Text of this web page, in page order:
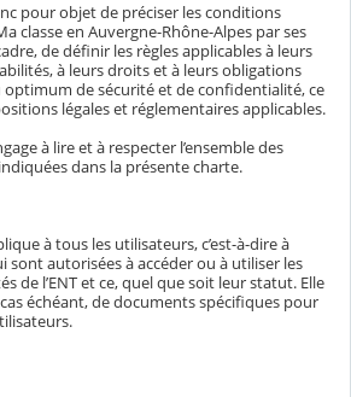
pour objet de préciser les conditions
classe en Auvergne-Rhône-Alpes par ses
de définir les règles applicables à leurs
à leurs droits et à leurs obligations
optimum de sécurité et de confidentialité, ce
légales et réglementaires applicables.
à lire et à respecter l’ensemble des
dans la présente charte.
à tous les utilisateurs, c’est-à-dire à
sont autorisées à accéder ou à utiliser les
de l’ENT et ce, quel que soit leur statut. Elle
échéant, de documents spécifiques pour